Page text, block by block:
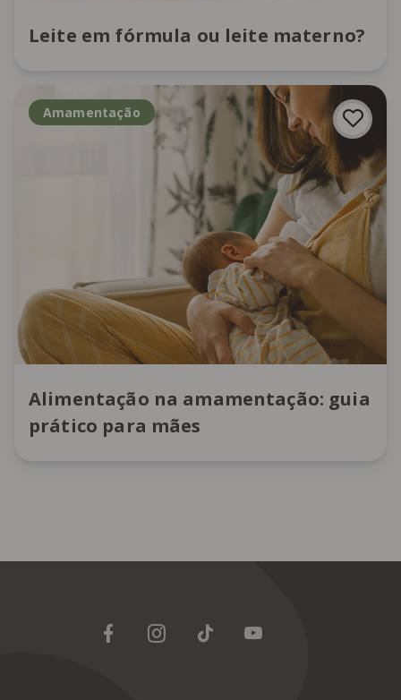
Leite em fórmula ou leite materno?
Amamentação
Alimentação na amamentação: guia
prático para mães